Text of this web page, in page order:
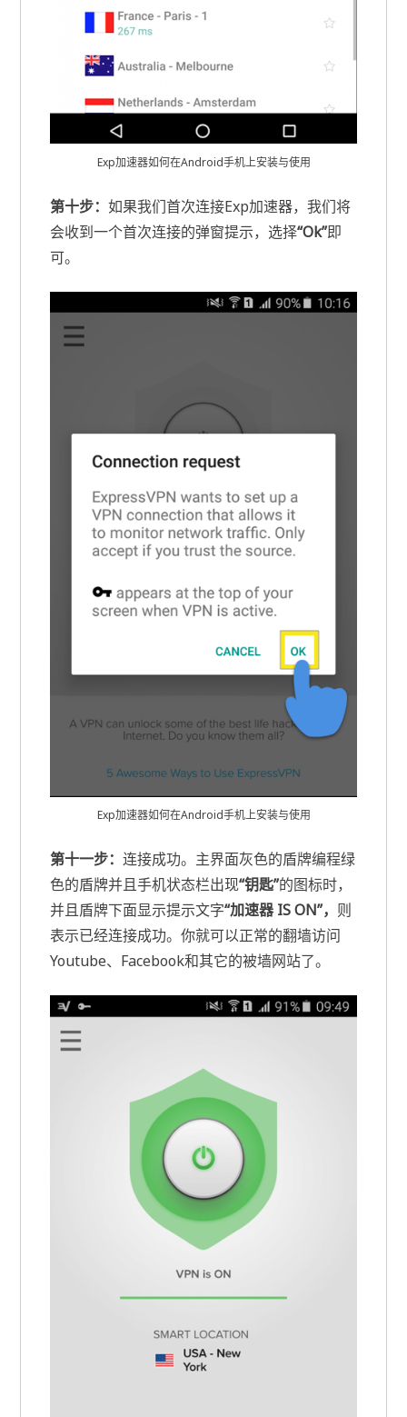
Exp加速器如何在Android手机上安装与使用
第十步：如果我们首次连接Exp加速器，我们将
会收到一个首次连接的弹窗提示，选择“Ok”即
可。
Exp加速器如何在Android手机上安装与使用
第十一步：连接成功。主界面灰色的盾牌编程绿
色的盾牌并且手机状态栏出现“钥匙”的图标时，
并且盾牌下面显示提示文字“加速器 IS ON”， 则
表示已经连接成功。你就可以正常的翻墙访问
Youtube、Facebook和其它的被墙网站了。